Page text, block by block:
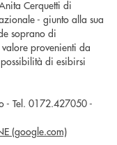
Cerquetti di
- giunto alla sua
soprano di
provenienti da
di esibirsi
- Tel. 0172.427050 -
(google.com)